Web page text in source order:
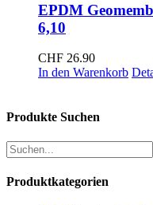
EPDM
6,10
CHF 26.90
In den Warenkorb
Produkte Suchen
Produktkategorien